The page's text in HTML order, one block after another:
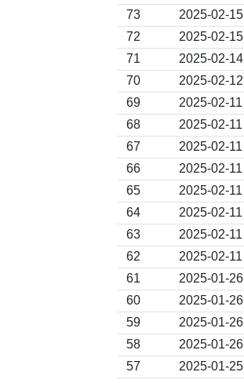
73
2025-02-15
72
2025-02-15
71
2025-02-14
70
2025-02-12
69
2025-02-11
68
2025-02-11
67
2025-02-11
66
2025-02-11
65
2025-02-11
64
2025-02-11
63
2025-02-11
62
2025-02-11
61
2025-01-26
60
2025-01-26
59
2025-01-26
58
2025-01-26
57
2025-01-25